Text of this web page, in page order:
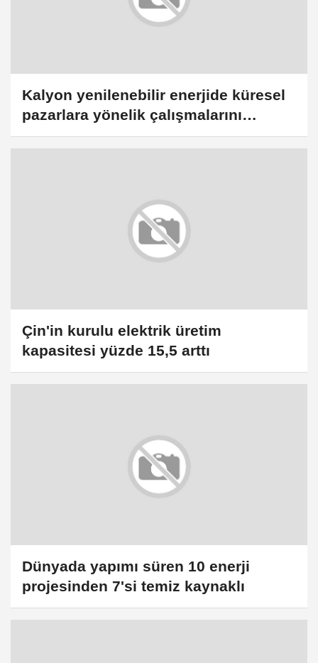
Kalyon yenilenebilir enerjide küresel
pazarlara yönelik çalışmalarını
sürdürüyor
Çin'in kurulu elektrik üretim
kapasitesi yüzde 15,5 arttı
Dünyada yapımı süren 10 enerji
projesinden 7'si temiz kaynaklı